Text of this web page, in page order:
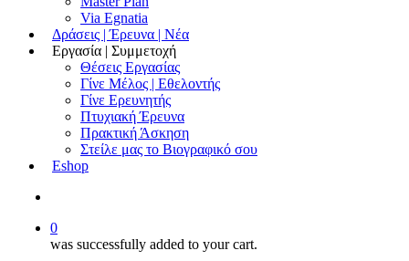
Via Egnatia
Δράσεις | Έρευνα | Νέα
Εργασία | Συμμετοχή
Θέσεις Εργασίας
Γίνε Μέλος | Εθελοντής
Γίνε Ερευνητής
Πτυχιακή Έρευνα
Πρακτική Άσκηση
Στείλε μας το Βιογραφικό σου
Eshop
0
was successfully added to your cart.